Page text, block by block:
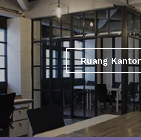
Ruang Kantor